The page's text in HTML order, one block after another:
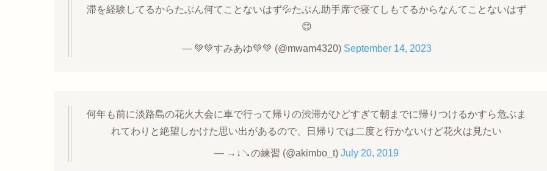
滞を経験してるからたぶん何てことないはず💦たぶん助手席で寝てしもてるからなんてことないはず
😊
— 💚💚すみあゆ💚💚 (@mwam4320) September 14, 2023
何年も前に淡路島の花火大会に車で行って帰りの渋滞がひどすぎて朝までに帰りつけるかすら危ぶま
れてわりと絶望しかけた思い出があるので、日帰りでは二度と行かないけど花火は見たい
— →↓↘の練習 (@akimbo_t) July 20, 2019